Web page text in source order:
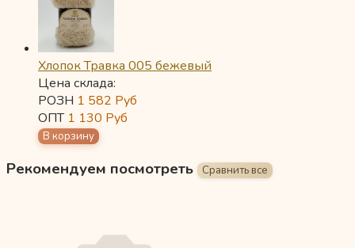
Хлопок Травка 005 бежевый
Цена склада:
РОЗН 1 582 Руб
ОПТ 1 130 Руб
Рекомендуем посмотреть